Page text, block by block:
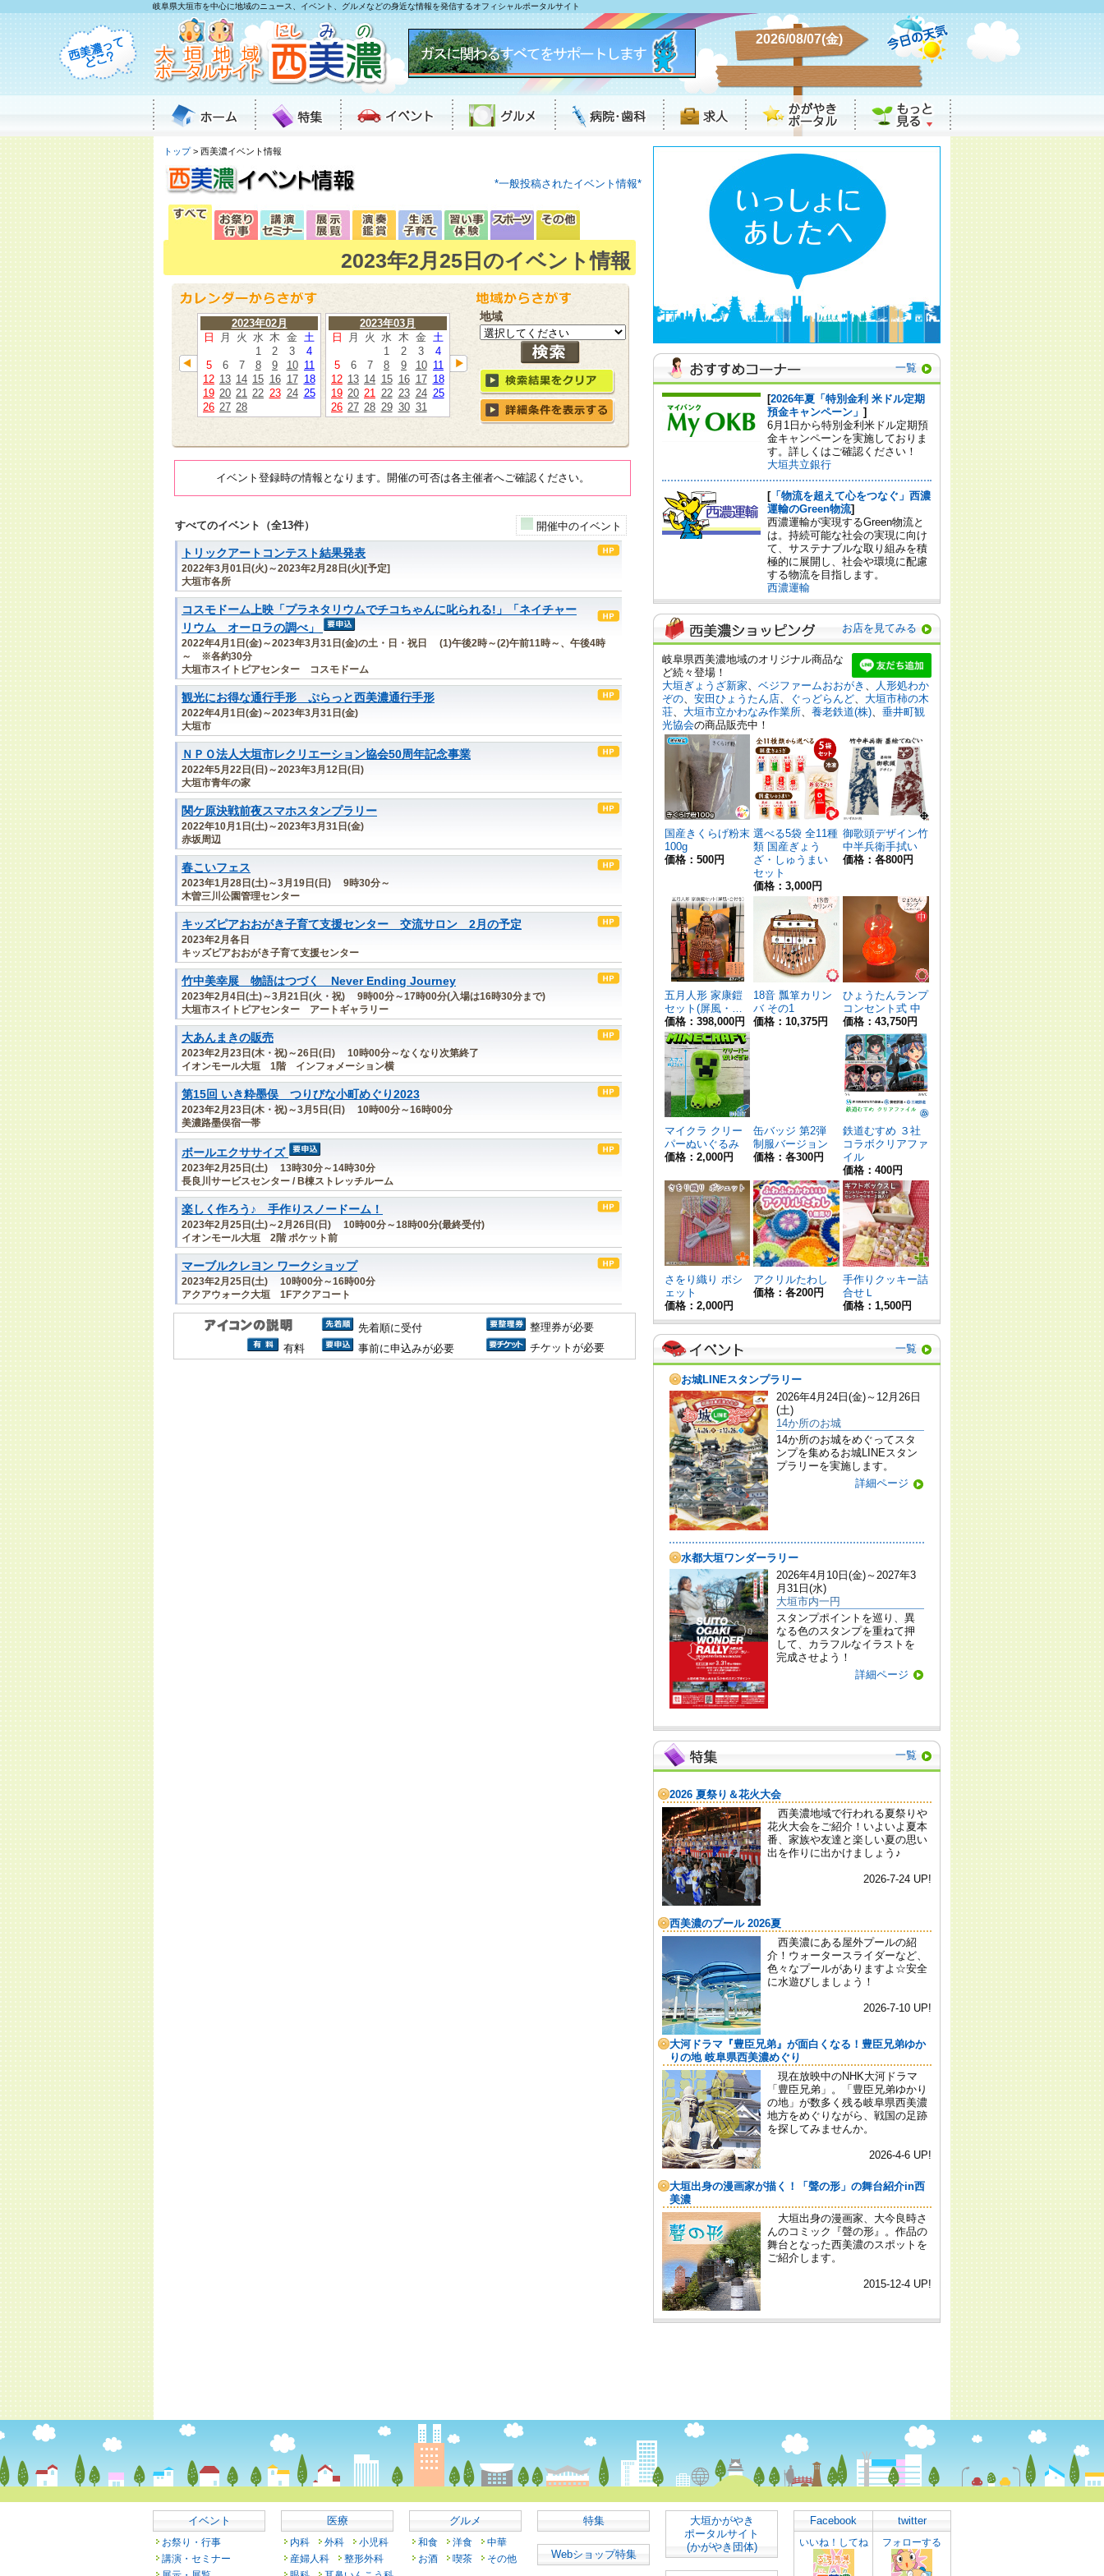
岐阜県大垣市を中心に地域のニュース、イベント、グルメなどの身近な情報を発信するオフィシャルポータルサイト
2026/08/07(金)
トップ> 西美濃イベント情報
*一般投稿されたイベント情報*
2023年2月25日のイベント情報
2023年02月
日
月 火 水 木 金 土
1
2 3
4
5
6 7 8 9 10 11
12 13 14 15 16 17 18
19 20 21 22 23 24 25
26 27 28
2023年03月
日
月 火 水 木 金 土
1
2 3
4
5
6 7 8 9 10 11
12 13 14 15 16 17 18
19 20 21 22 23 24 25
26 27 28 29 30 31
地域
イベント登録時の情報となります。開催の可否は各主催者へご確認ください。
すべてのイベント（全13件） 開催中のイベント
トリックアートコンテスト結果発表
2022年3月01日(火)～2023年2月28日(火)[予定]
大垣市各所
コスモドーム上映「プラネタリウムでチコちゃんに叱られる!」「ネイチャー
リウム オーロラの調べ」
2022年4月1日(金)～2023年3月31日(金)の土・日・祝日 (1)午後2時～(2)午前11時～、午後4時
～ ※各約30分
大垣市スイトピアセンター コスモドーム
観光にお得な通行手形 ぷらっと西美濃通行手形
2022年4月1日(金)～2023年3月31日(金)
大垣市
ＮＰＯ法人大垣市レクリエーション協会50周年記念事業
2022年5月22日(日)～2023年3月12日(日)
大垣市青年の家
関ケ原決戦前夜スマホスタンプラリー
2022年10月1日(土)～2023年3月31日(金)
赤坂周辺
春こいフェス
2023年1月28日(土)～3月19日(日) 9時30分～
木曽三川公園管理センター
キッズピアおおがき子育て支援センター 交流サロン 2月の予定
2023年2月各日
キッズピアおおがき子育て支援センター
竹中美幸展 物語はつづく Never Ending Journey
2023年2月4日(土)～3月21日(火・祝) 9時00分～17時00分(入場は16時30分まで)
大垣市スイトピアセンター アートギャラリー
大あんまきの販売
2023年2月23日(木・祝)～26日(日) 10時00分～なくなり次第終了
イオンモール大垣 1階 インフォメーション横
第15回 いき粋墨俣 つりびな小町めぐり2023
2023年2月23日(木・祝)～3月5日(日) 10時00分～16時00分
美濃路墨俣宿一帯
ボールエクササイズ
2023年2月25日(土) 13時30分～14時30分
長良川サービスセンター / B棟ストレッチルーム
楽しく作ろう♪ 手作りスノードーム！
2023年2月25日(土)～2月26日(日) 10時00分～18時00分(最終受付)
イオンモール大垣 2階 ポケット前
マーブルクレヨン ワークショップ
2023年2月25日(土) 10時00分～16時00分
アクアウォーク大垣 1Fアクアコート
先着順に受付
整理券が必要
有料
事前に申込みが必要 チケットが必要
イベント
お祭り・行事
講演・セミナー
医療
内科 外科
小児科
産婦人科
整形外科
グルメ
和食 洋食
中華
お酒
喫茶 その他
特集
Webショップ特集
大垣かがやき
ポータルサイト
(かがやき団体)
Facebook
いいね！してね
twitter
フォローする